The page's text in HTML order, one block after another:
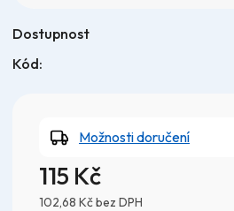
Dostupnost
Kód:
Možnosti doručení
115 Kč
102,68 Kč bez DPH